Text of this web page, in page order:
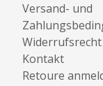
Versand- und
Widerrufsrecht
Kontakt
Retoure